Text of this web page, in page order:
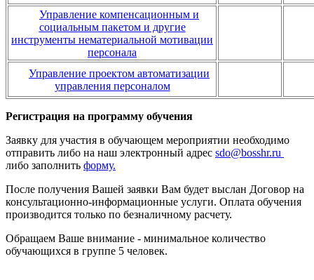
Управление компенсационным и
социальным пакетом и другие
инструменты нематериальной мотивации
персонала
Управление проектом автоматизации
управления персоналом
Регистрация на программу обучения
Заявку для участия в обучающем мероприятии необходимо
отправить либо на наш электронный адрес sdo@bosshr.ru
либо заполнить форму.
После получения Вашей заявки Вам будет выслан Договор на
консультационно-информационные услуги. Оплата обучения
производится только по безналичному расчету.
Обращаем Ваше внимание - минимальное количество
обучающихся в группе 5 человек.